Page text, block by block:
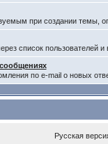
при создании темы,
список пользователей
по e-mail о новых
Русская